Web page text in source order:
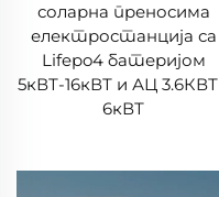
соларна преносима
електростанција са
Lifepo4 батеријом
5кВТ-16кВТ и АЦ
6кВТ